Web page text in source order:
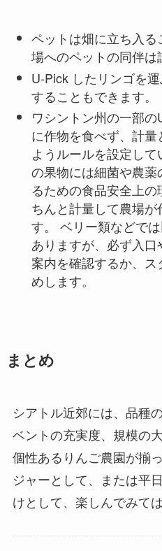
ペットは畑に立ち入
場へのペットの同伴は
U-Pick したリンゴを
することもできます。
ワシントン州の一部
に作物を食べず、計
ようルールを設定し
の果物には細菌や農
るための食品安全上
ちんと計量して農場
す。 ベリー類などで
ありますが、必ず入
案内を確認するか、
めします。
まとめ
シアトル近郊には、品種
ベントの充実度、規模の
個性あるりんご農園が揃
ジャーとして、または平
けとして、楽しんでみて